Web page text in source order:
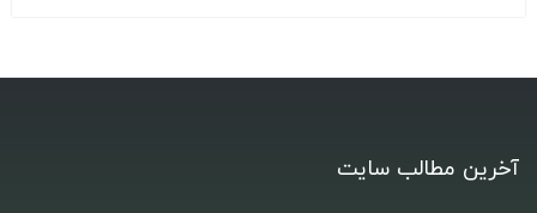
آخرین مطالب سایت